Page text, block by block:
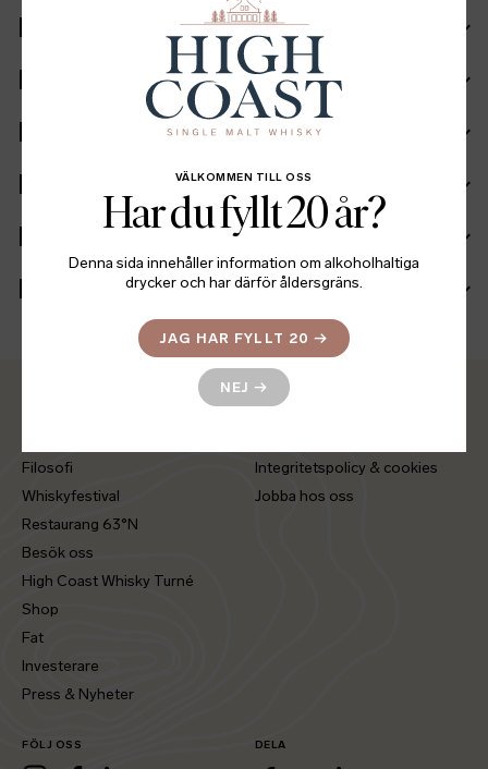
Recept
Ingående fat
Ingredienser
Fakta
Batch info
Mer information
Filosofi
Whiskyfestival
Restaurang 63°N
Besök oss
High Coast Whisky Turné
Shop
Fat
Investerare
Press & Nyheter
Press & Nyheter
Integritetspolicy & cookies
Jobba hos oss
FÖLJ OSS DELA
VÄLKOMMEN TILL OSS
Har du fyllt 20 år?
Denna sida innehåller information om alkoholhaltiga
drycker och har därför åldersgräns.
JAG HAR FYLLT 20 →
NEJ →